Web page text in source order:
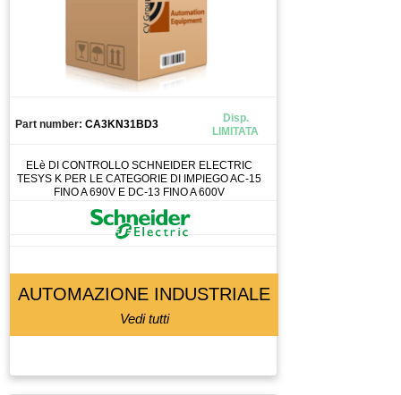
Part number: CA3KN31BD3
Disp.
LIMITATA
ELè DI CONTROLLO SCHNEIDER ELECTRIC
TESYS K PER LE CATEGORIE DI IMPIEGO AC-15
FINO A 690V E DC-13 FINO A 600V
AUTOMAZIONE INDUSTRIALE
Vedi tutti